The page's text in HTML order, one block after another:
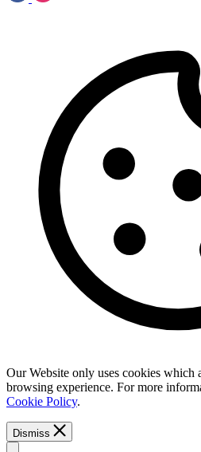
Our Website only uses cookies which
browsing experience. For more
Cookie Policy.
Dismiss